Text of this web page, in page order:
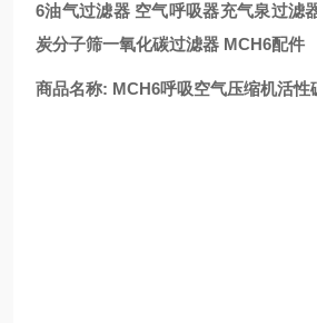
6油气过滤器 空气呼吸器充气泉过滤
炭分子筛一氧化碳过滤器 MCH6配件
商品名称: MCH6呼吸空气压缩机活性